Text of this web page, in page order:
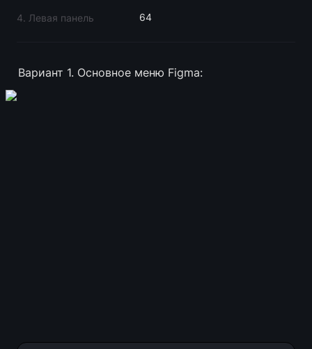
4. Левая панель 64
Вариант 1. Основное меню Figma: